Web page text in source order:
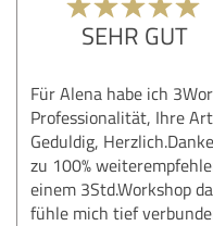
SEHR GUT
Für Alena habe ich
Professionalität, Ihre
Geduldig,
zu 100%
einem 3Std.Workshop
fühle mich tief